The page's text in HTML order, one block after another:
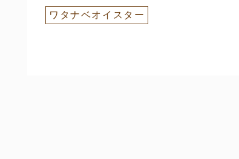
ワタナベオイスター